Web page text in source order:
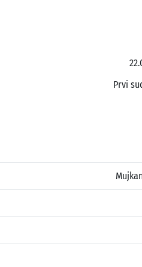
Prvi